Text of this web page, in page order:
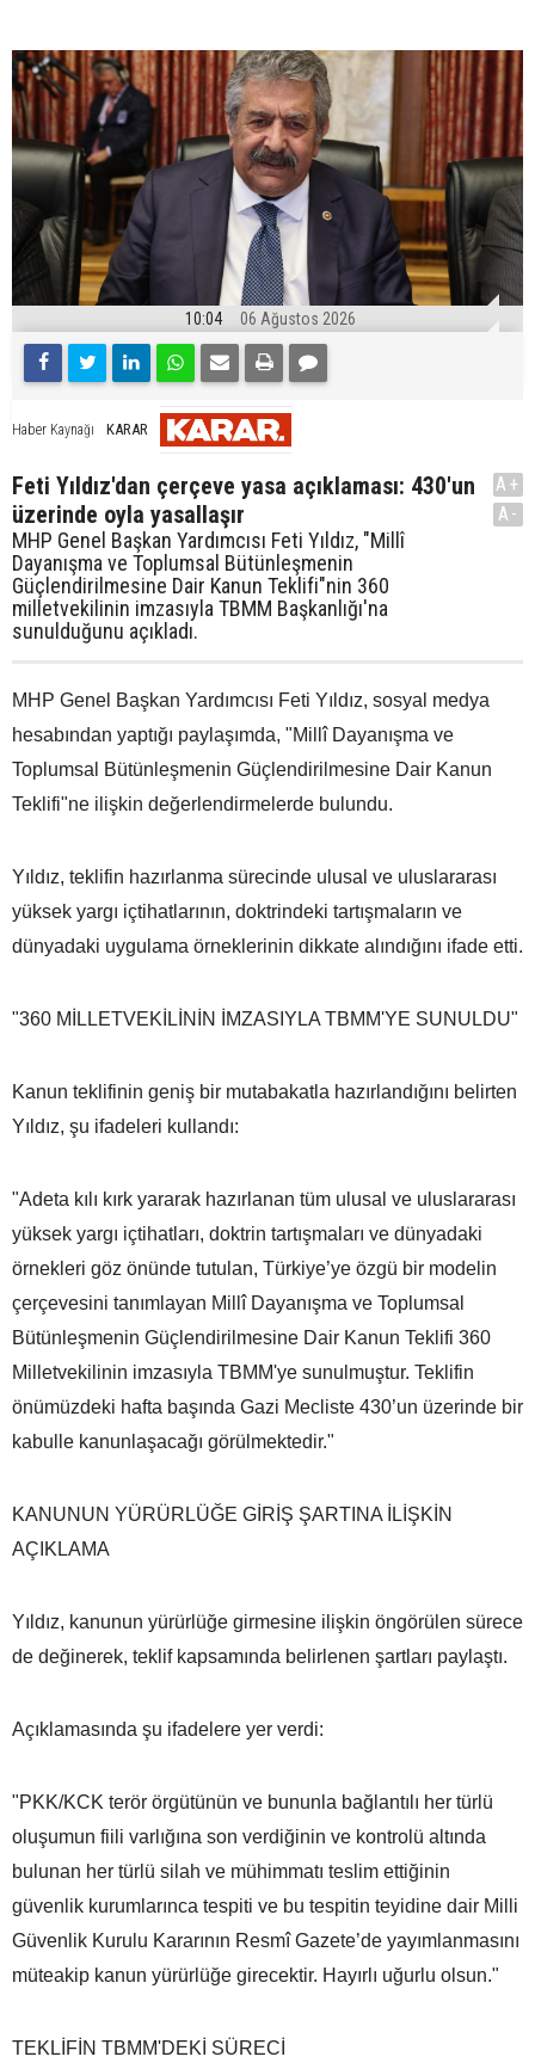
10:04 06 Ağustos 2026
Haber Kaynağı KARAR
Feti Yıldız'dan çerçeve yasa açıklaması: 430'un
üzerinde oyla yasallaşır
MHP Genel Başkan Yardımcısı Feti Yıldız, "Millî
Dayanışma ve Toplumsal Bütünleşmenin
Güçlendirilmesine Dair Kanun Teklifi"nin 360
milletvekilinin imzasıyla TBMM Başkanlığı'na
sunulduğunu açıkladı.
A+
A-
MHP Genel Başkan Yardımcısı Feti Yıldız, sosyal medya
hesabından yaptığı paylaşımda, "Millî Dayanışma ve
Toplumsal Bütünleşmenin Güçlendirilmesine Dair Kanun
Teklifi"ne ilişkin değerlendirmelerde bulundu.
Yıldız, teklifin hazırlanma sürecinde ulusal ve uluslararası
yüksek yargı içtihatlarının, doktrindeki tartışmaların ve
dünyadaki uygulama örneklerinin dikkate alındığını ifade etti.
"360 MİLLETVEKİLİNİN İMZASIYLA TBMM'YE SUNULDU"
Kanun teklifinin geniş bir mutabakatla hazırlandığını belirten
Yıldız, şu ifadeleri kullandı:
"Adeta kılı kırk yararak hazırlanan tüm ulusal ve uluslararası
yüksek yargı içtihatları, doktrin tartışmaları ve dünyadaki
örnekleri göz önünde tutulan, Türkiye’ye özgü bir modelin
çerçevesini tanımlayan Millî Dayanışma ve Toplumsal
Bütünleşmenin Güçlendirilmesine Dair Kanun Teklifi 360
Milletvekilinin imzasıyla TBMM'ye sunulmuştur. Teklifin
önümüzdeki hafta başında Gazi Mecliste 430’un üzerinde bir
kabulle kanunlaşacağı görülmektedir."
KANUNUN YÜRÜRLÜĞE GİRİŞ ŞARTINA İLİŞKİN
AÇIKLAMA
Yıldız, kanunun yürürlüğe girmesine ilişkin öngörülen sürece
de değinerek, teklif kapsamında belirlenen şartları paylaştı.
Açıklamasında şu ifadelere yer verdi:
"PKK/KCK terör örgütünün ve bununla bağlantılı her türlü
oluşumun fiili varlığına son verdiğinin ve kontrolü altında
bulunan her türlü silah ve mühimmatı teslim ettiğinin
güvenlik kurumlarınca tespiti ve bu tespitin teyidine dair Milli
Güvenlik Kurulu Kararının Resmî Gazete’de yayımlanmasını
müteakip kanun yürürlüğe girecektir. Hayırlı uğurlu olsun."
TEKLİFİN TBMM'DEKİ SÜRECİ